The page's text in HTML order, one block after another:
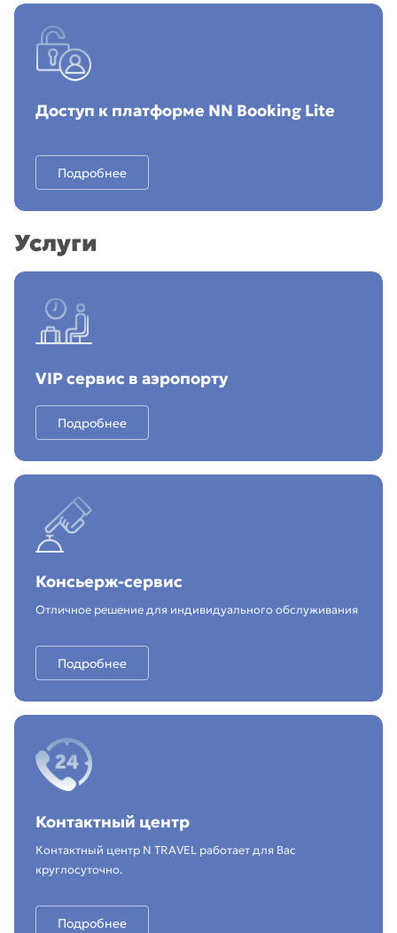
Доступ к платформе NN Booking Lite
Подробнее
Услуги
VIP сервис в аэропорту
Подробнее
Консьерж-сервис
Отличное решение для индивидуального обслуживания
Подробнее
Контактный центр
Контактный центр N TRAVEL работает для Вас
круглосуточно.
Подробнее